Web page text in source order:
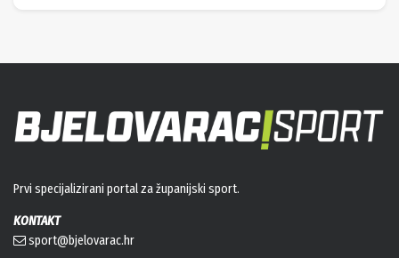
Prvi specijalizirani portal za županijski sport.
KONTAKT
sport@bjelovarac.hr